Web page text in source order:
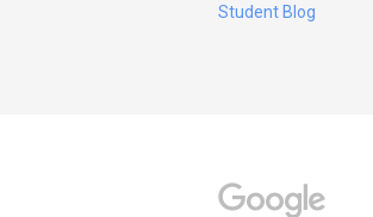
Student Blog